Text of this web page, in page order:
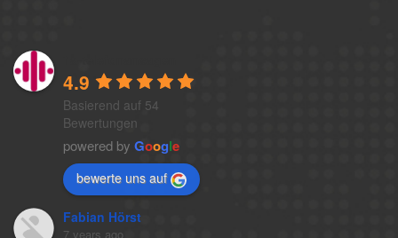
4.9
Basierend auf 54
Bewertungen
powered by Google
bewerte uns auf
Fabian Hörst
7 years ago